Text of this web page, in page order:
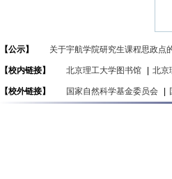
【公示】 关于宇航学院研究生课程思政点
【校内链接】 北京理工大学图书馆 北京
【校外链接】 国家自然科学基金委员会